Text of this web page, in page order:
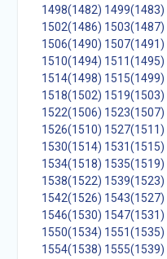
1498(1482) 1499(1483)
1502(1486) 1503(1487)
1506(1490) 1507(1491)
1510(1494) 1511(1495)
1514(1498) 1515(1499)
1518(1502) 1519(1503)
1522(1506) 1523(1507)
1526(1510) 1527(1511)
1530(1514) 1531(1515)
1534(1518) 1535(1519)
1538(1522) 1539(1523)
1542(1526) 1543(1527)
1546(1530) 1547(1531)
1550(1534) 1551(1535)
1554(1538) 1555(1539)